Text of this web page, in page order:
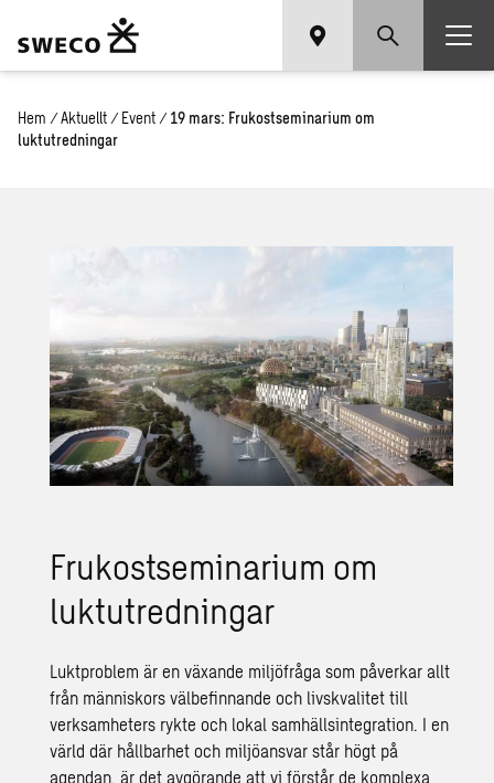
Hem / Aktuellt / Event / 19 mars: Frukostseminarium om
luktutredningar
Frukostseminarium om
luktutredningar
Luktproblem är en växande miljöfråga som påverkar allt
från människors välbefinnande och livskvalitet till
verksamheters rykte och lokal samhällsintegration. I en
värld där hållbarhet och miljöansvar står högt på
agendan, är det avgörande att vi förstår de komplexa